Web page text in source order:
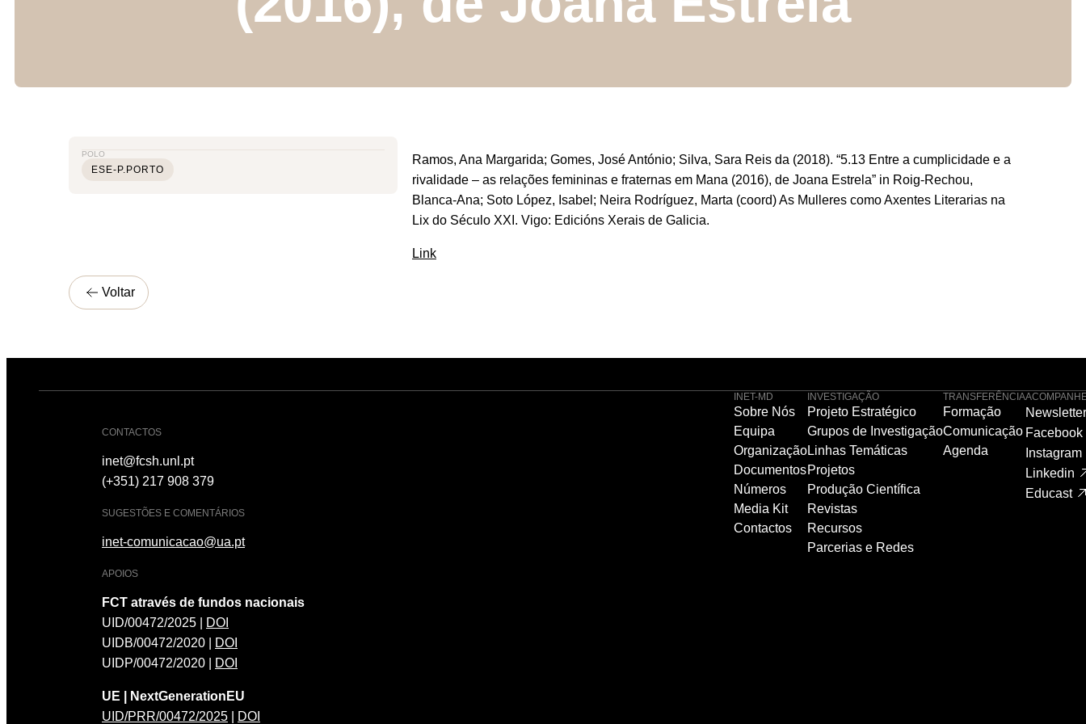
POLO
ESE-P.PORTO
Ramos, Ana Margarida; Gomes, José António; Silva, Sara Reis da (2018). “5.13 Entre a cumplicidade e a
rivalidade – as relações femininas e fraternas em Mana (2016), de Joana Estrela” in Roig-Rechou,
Blanca-Ana; Soto López, Isabel; Neira Rodríguez, Marta (coord) As Mulleres como Axentes Literarias na
Lix do Século XXI. Vigo: Edicións Xerais de Galicia.
Link
Voltar
CONTACTOS
inet@fcsh.unl.pt
(+351) 217 908 379
SUGESTÕES E COMENTÁRIOS
inet-comunicacao@ua.pt
APOIOS
FCT através de fundos nacionais
UID/00472/2025 |
DOI
UIDB/00472/2020 |
DOI
UIDP/00472/2020 |
DOI
UE | NextGenerationEU
UID/PRR/00472/2025
DOI
INET-MD
Sobre Nós
Equipa
Organização
Documentos
Números
Media Kit
Contactos
INVESTIGAÇÃO
Projeto Estratégico
Grupos de Investigação
Linhas Temáticas
Projetos
Produção Científica
Revistas
Recursos
Parcerias e Redes
TRANSFERÊNCIA
Formação
Comunicação
Agenda
Newsletter
Facebook
Instagram
Linkedin
Educast